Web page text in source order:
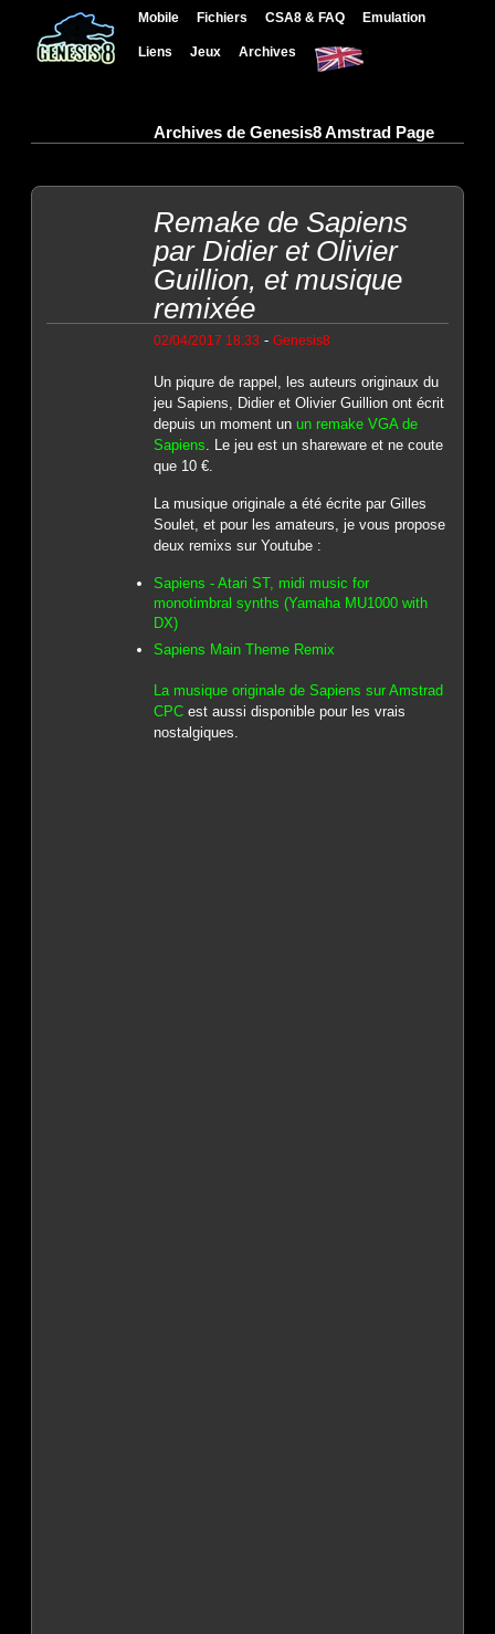
Mobile Fichiers CSA8 & FAQ Emulation
Liens Jeux Archives
Archives de Genesis8 Amstrad Page
Remake de Sapiens
par Didier et Olivier
Guillion, et musique
remixée
02/04/2017 18:33 - Genesis8
Un piqure de rappel, les auteurs originaux du
jeu Sapiens, Didier et Olivier Guillion ont écrit
depuis un moment un un remake VGA de
Sapiens . Le jeu est un shareware et ne coute
que 10 €.
La musique originale a été écrite par Gilles
Soulet, et pour les amateurs, je vous propose
deux remixs sur Youtube :
Sapiens - Atari ST, midi music for
monotimbral synths (Yamaha MU1000 with
DX)
Sapiens Main Theme Remix
La musique originale de Sapiens sur Amstrad
CPCest aussi disponible pour les vrais
nostalgiques.